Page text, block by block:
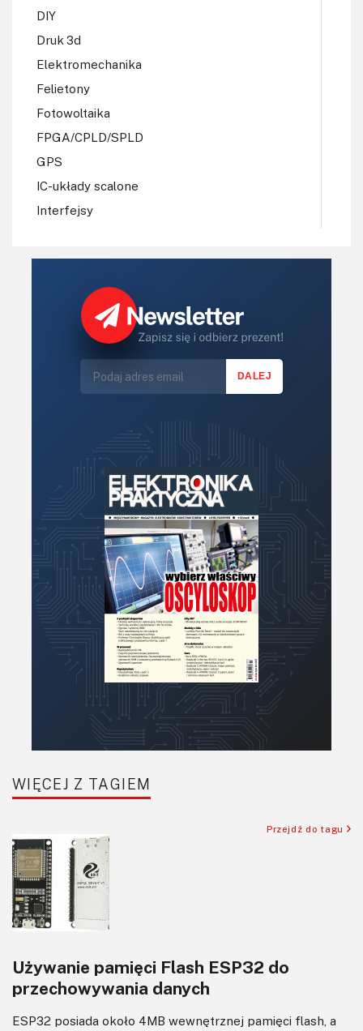
DIY
Druk 3d
Elektromechanika
Felietony
Fotowoltaika
FPGA/CPLD/SPLD
GPS
IC-układy scalone
Interfejsy
Koła Naukowe
LED/LCD/OLED
Mechatronika
Optoelektronika
PCB/Montaż
Podstawy elektroniki
Podzespoły bierne
Półprzewodniki
Pomiary i testy
Projektowanie
Sensory
Software
Sterowanie
Transformatory
Tranzystory
Wzmacniacze
Zasilanie
WIĘCEJ Z TAGIEM
Przejdź do tagu
Używanie pamięci Flash ESP32 do
przechowywania danych
ESP32 posiada około 4MB wewnętrznej pamięci flash, a